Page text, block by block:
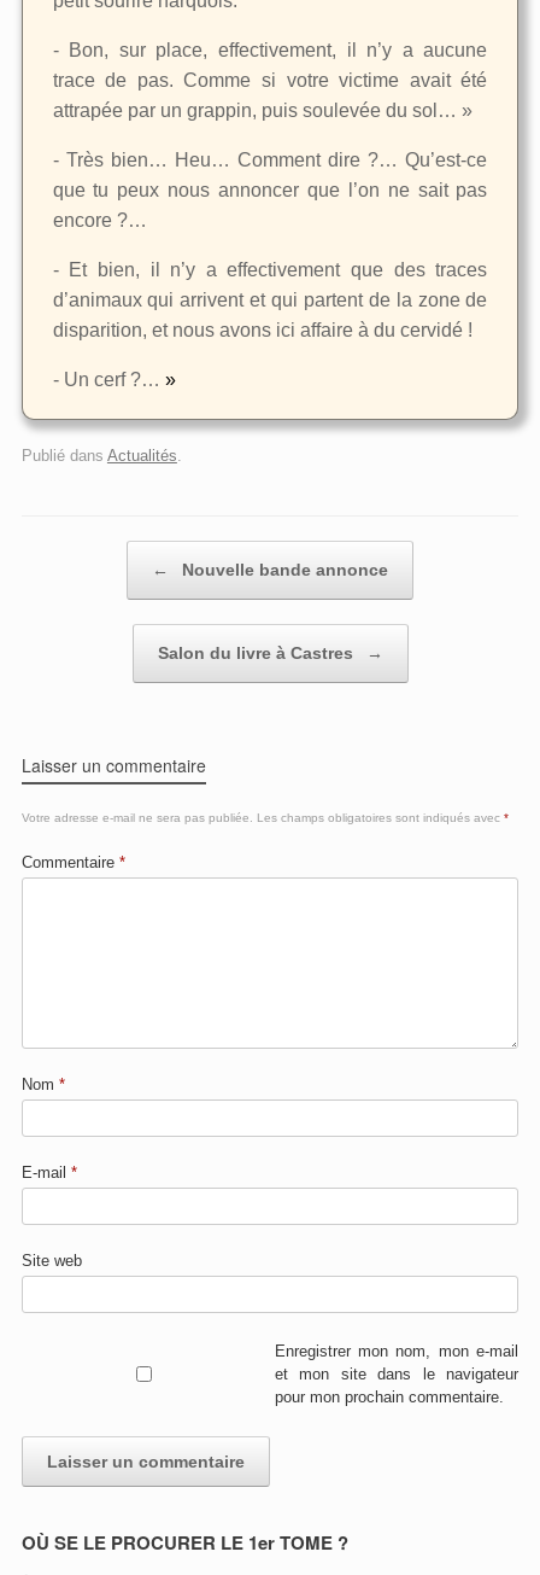
- Bon, sur place, effectivement, il n’y a aucune
trace de pas. Comme si votre victime avait été
attrapée par un grappin, puis soulevée du sol… »
- Très bien… Heu… Comment dire ?… Qu’est-ce
que tu peux nous annoncer que l’on ne sait pas
encore ?…
- Et bien, il n’y a effectivement que des traces
d’animaux qui arrivent et qui partent de la zone de
disparition, et nous avons ici affaire à du cervidé !
- Un cerf ?… »
Publié dans Actualités
← Nouvelle bande annonce
Salon du livre à Castres →
Laisser un commentaire
Votre adresse e-mail ne sera pas publiée. Les champs obligatoires sont indiqués avec *
Commentaire *
Nom *
E-mail *
Site web
Enregistrer mon nom, mon e-mail
et mon site dans le navigateur
pour mon prochain commentaire.
OÙ SE LE PROCURER LE 1er TOME ?